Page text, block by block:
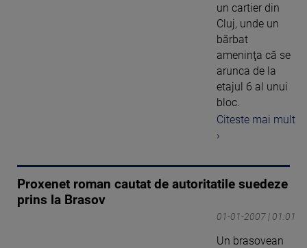
un cartier din
Cluj, unde un
bărbat
ameninţa că se
arunca de la
etajul 6 al unui
bloc.
Citeste mai mult
›
Proxenet roman cautat de autoritatile suedeze
prins la Brasov
01-01-2007 | 01:01
Un brasovean